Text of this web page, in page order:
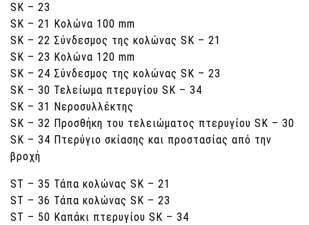
SK – 23
SK – 21 Κολώνα 100 mm
SK – 22 Σύνδεσμος της κολώνας SK – 21
SK – 23 Κολώνα 120 mm
SK – 24 Σύνδεσμος της κολώνας SK – 23
SK – 30 Τελείωμα πτερυγίου SK – 34
SK – 31 Νεροσυλλέκτης
SK – 32 Προσθήκη του τελειώματος πτερυγίου SK – 30
SK – 34 Πτερύγιο σκίασης και προστασίας από την
βροχή
ST – 35 Τάπα κολώνας SK – 21
ST – 36 Τάπα κολώνας SK – 23
ST – 50 Καπάκι πτερυγίου SK – 34